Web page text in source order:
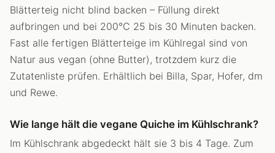
Blätterteig nicht blind backen – Füllung direkt
aufbringen und bei 200°C 25 bis 30 Minuten backen.
Fast alle fertigen Blätterteige im Kühlregal sind von
Natur aus vegan (ohne Butter), trotzdem kurz die
Zutatenliste prüfen. Erhältlich bei Billa, Spar, Hofer, dm
und Rewe.
Wie lange hält die vegane Quiche im Kühlschrank?
Im Kühlschrank abgedeckt hält sie 3 bis 4 Tage. Zum